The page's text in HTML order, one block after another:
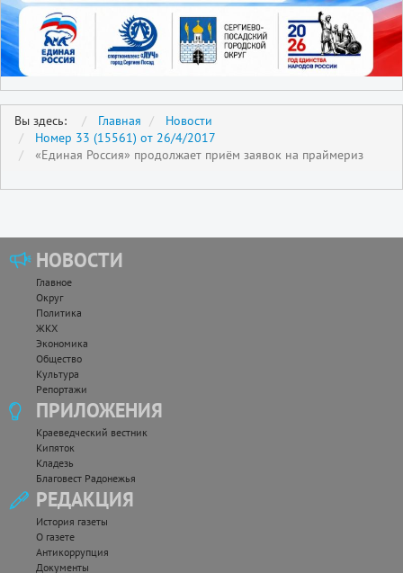
Вы здесь: Главная
Новости
Номер 33 (15561) от 26/4/2017
«Единая Россия» продолжает приём заявок на праймериз
НОВОСТИ
Главное
Округ
Политика
ЖКХ
Экономика
Общество
Культура
Репортажи
ПРИЛОЖЕНИЯ
Краеведческий вестник
Кипяток
Кладезь
Благовест Радонежья
РЕДАКЦИЯ
История газеты
О газете
Антикоррупция
Документы